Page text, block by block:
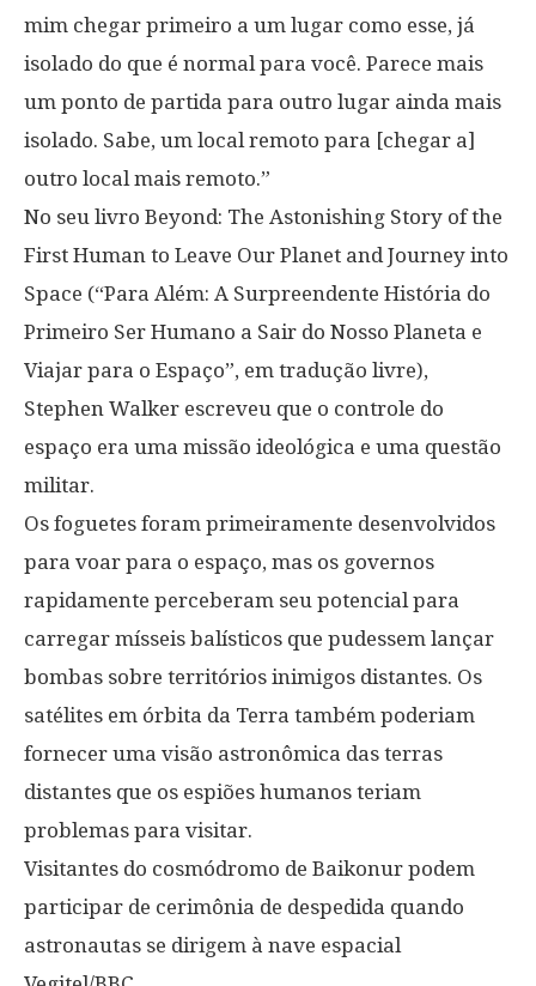
mim chegar primeiro a um lugar como esse, já
isolado do que é normal para você. Parece mais
um ponto de partida para outro lugar ainda mais
isolado. Sabe, um local remoto para [chegar a]
outro local mais remoto.”
No seu livro Beyond: The Astonishing Story of the
First Human to Leave Our Planet and Journey into
Space (“Para Além: A Surpreendente História do
Primeiro Ser Humano a Sair do Nosso Planeta e
Viajar para o Espaço”, em tradução livre),
Stephen Walker escreveu que o controle do
espaço era uma missão ideológica e uma questão
militar.
Os foguetes foram primeiramente desenvolvidos
para voar para o espaço, mas os governos
rapidamente perceberam seu potencial para
carregar mísseis balísticos que pudessem lançar
bombas sobre territórios inimigos distantes. Os
satélites em órbita da Terra também poderiam
fornecer uma visão astronômica das terras
distantes que os espiões humanos teriam
problemas para visitar.
Visitantes do cosmódromo de Baikonur podem
participar de cerimônia de despedida quando
astronautas se dirigem à nave espacial